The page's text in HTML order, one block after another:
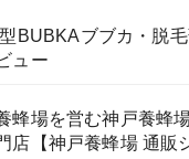
BUBKAブブカ・脱
ュー
蜂場を営む神戸養蜂
店【神戸養蜂場 通販